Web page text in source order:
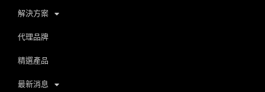
解決方案
代理品牌
精選產品
最新消息